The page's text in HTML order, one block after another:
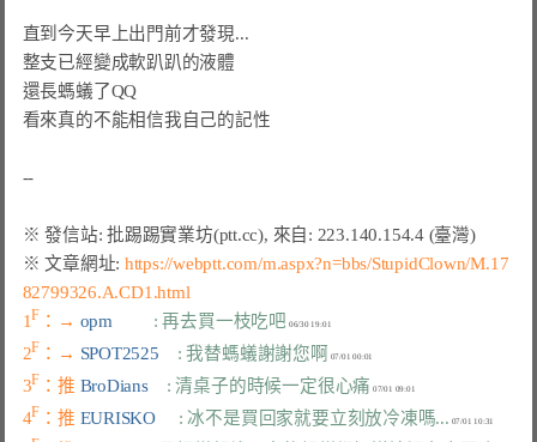
直到今天早上出門前才發現...
整支已經變成軟趴趴的液體
還長螞蟻了QQ
看來真的不能相信我自己的記性
※ 發信站: 批踢踢實業坊(ptt.cc), 來自: 223.140.154.4 (臺灣)
※ 文章網址: https://webptt.com/m.aspx?n=bbs/StupidClown/M.17
82799326.A.CD1.html
1F ：→ opm : 再去買一枝吃吧
2F ：→ SPOT2525 : 我替螞蟻謝謝您啊
3F ：推 BroDians : 清桌子的時候一定很心痛
4F ：推 EURISKO : 冰不是買回家就要立刻放冷凍嗎...